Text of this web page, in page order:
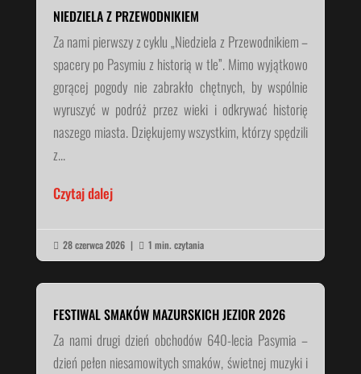
NIEDZIELA Z PRZEWODNIKIEM
Za nami pierwszy z cyklu „Niedziela z Przewodnikiem –
spacery po Pasymiu z historią w tle”. Mimo wyjątkowo
gorącej pogody nie zabrakło chętnych, by wspólnie
wyruszyć w podróż przez wieki i odkrywać historię
naszego miasta. Dziękujemy wszystkim, którzy spędzili
z...
Czytaj dalej
 28 czerwca 2026 |  1 min. czytania
FESTIWAL SMAKÓW MAZURSKICH JEZIOR 2026
Za nami drugi dzień obchodów 640-lecia Pasymia –
dzień pełen niesamowitych smaków, świetnej muzyki i